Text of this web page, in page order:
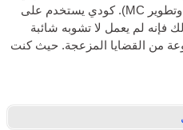
(بفضل مايكروسوفت لإنهاء دعم وتطوير MC). كودي يستخدم على
فإنه لم يعمل لا تشوبه شائبة
من القضايا المزعجة. حيث كنت